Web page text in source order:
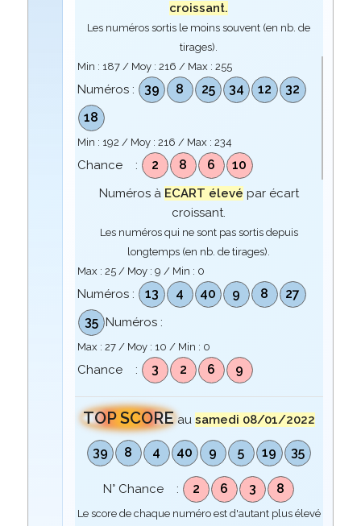
croissant.
Les numéros sortis le moins souvent (en nb. de
tirages).
Min : 187/ Moy : 216 / Max : 255
Numéros : 39 8 25 34 12
32
18
Min : 192 / Moy : 216 / Max : 234
Chance : 2 8 6 10
Numéros à ECART élevé par écart
croissant.
Les numéros qui ne sont pas sortis depuis
longtemps (en nb. de tirages).
Max : 25/ Moy : 9 / Min : 0
Numéros : 13 4 40 9 8
27
35 Numéros :
Max : 27/ Moy : 10 / Min : 0
Chance : 3 2 6 9
TOP SCORE au samedi 08/01/2022
39 8 4 40 9 5 19 35
N° Chance : 2 6 3 8
Le score de chaque numéro est d'autant plus élevé